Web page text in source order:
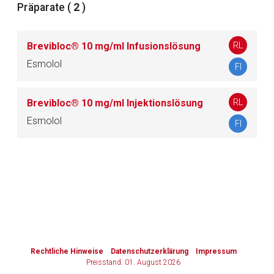
Präparate ( 2 )
Brevibloc® 10 mg/ml Infusionslösung
Esmolol
RL
FI
Brevibloc® 10 mg/ml Injektionslösung
Esmolol
RL
FI
Rechtliche Hinweise Datenschutzerklärung
Impressum
Preisstand: 01. August 2026